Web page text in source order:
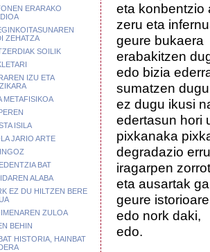
ERARAKO
ZEHATZA
SOILIK
IZU ETA
METAFISIKOA
ISILA
JARIO ARTE
BAT
ALABA
EZ DU HILTZEN BERE
ZULOA
BEHIN
HISTORIA, HAINBAT
eta konbentzio
zeru eta
geure bukaera
erabakitzen
edo bizia
sumatzen
ez dugu ikusi
edertasun hori
pixkanaka
degradazio
iragarpen
eta ausartak
geure
edo nork daki,
edo.